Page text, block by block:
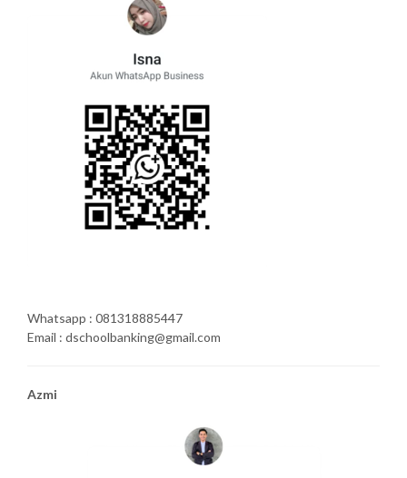
Whatsapp : 081318885447
Email : dschoolbanking@gmail.com
Azmi